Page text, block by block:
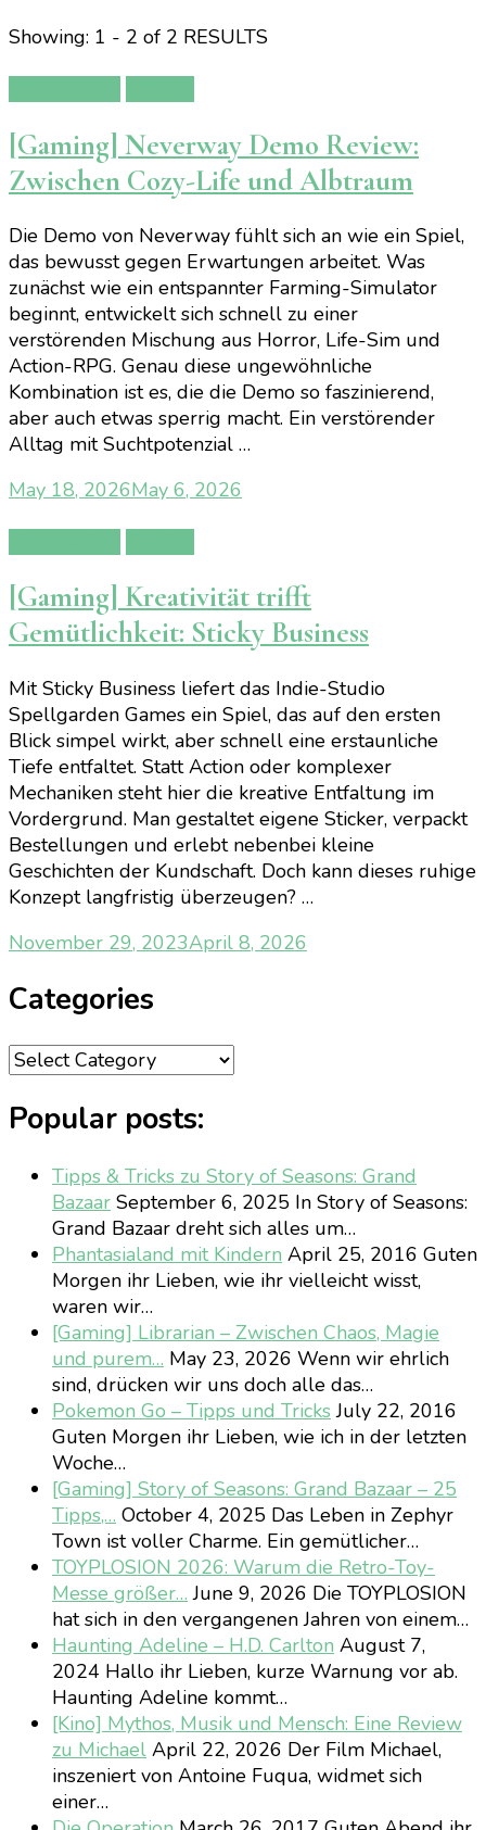
Showing: 1 - 2 of 2 RESULTS
[Gaming] Neverway Demo Review:
Zwischen Cozy-Life und Albtraum
Die Demo von Neverway fühlt sich an wie ein Spiel,
das bewusst gegen Erwartungen arbeitet. Was
zunächst wie ein entspannter Farming-Simulator
beginnt, entwickelt sich schnell zu einer
verstörenden Mischung aus Horror, Life-Sim und
Action-RPG. Genau diese ungewöhnliche
Kombination ist es, die die Demo so faszinierend,
aber auch etwas sperrig macht. Ein verstörender
Alltag mit Suchtpotenzial …
May 18, 2026May 6, 2026
[Gaming] Kreativität trifft
Gemütlichkeit: Sticky Business
Mit Sticky Business liefert das Indie-Studio
Spellgarden Games ein Spiel, das auf den ersten
Blick simpel wirkt, aber schnell eine erstaunliche
Tiefe entfaltet. Statt Action oder komplexer
Mechaniken steht hier die kreative Entfaltung im
Vordergrund. Man gestaltet eigene Sticker, verpackt
Bestellungen und erlebt nebenbei kleine
Geschichten der Kundschaft. Doch kann dieses ruhige
Konzept langfristig überzeugen? …
November 29, 2023April 8, 2026
Categories
Categories
Popular posts:
Tipps & Tricks zu Story of Seasons: Grand
Bazaar September 6, 2025 In Story of Seasons:
Grand Bazaar dreht sich alles um…
Phantasialand mit Kindern April 25, 2016 Guten
Morgen ihr Lieben, wie ihr vielleicht wisst,
waren wir…
[Gaming] Librarian – Zwischen Chaos, Magie
und purem… May 23, 2026 Wenn wir ehrlich
sind, drücken wir uns doch alle das…
Pokemon Go – Tipps und TricksJuly 22, 2016
Guten Morgen ihr Lieben, wie ich in der letzten
Woche…
[Gaming] Story of Seasons: Grand Bazaar – 25
Tipps,… October 4, 2025 Das Leben in Zephyr
Town ist voller Charme. Ein gemütlicher…
TOYPLOSION 2026: Warum die Retro-Toy-
Messe größer… June 9, 2026 Die TOYPLOSION
hat sich in den vergangenen Jahren von einem…
Haunting Adeline – H.D. Carlton August 7,
2024 Hallo ihr Lieben, kurze Warnung vor ab.
Haunting Adeline kommt…
[Kino] Mythos, Musik und Mensch: Eine Review
zu Michael April 22, 2026 Der Film Michael,
inszeniert von Antoine Fuqua, widmet sich
einer…